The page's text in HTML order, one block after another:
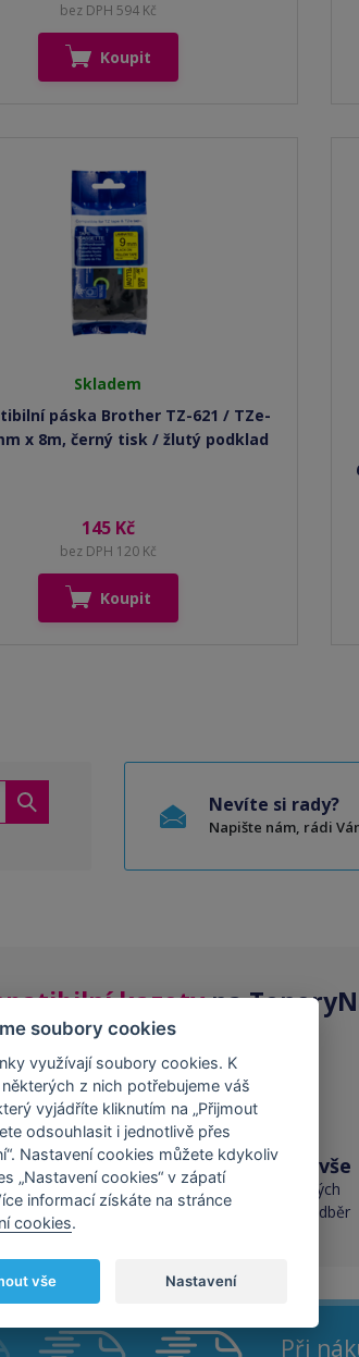
bez DPH 594 Kč
Koupit
Skladem
páska Brother TZ-621 / TZe-
x 8m, černý tisk / žlutý podklad
145 Kč
bez DPH 120 Kč
Koupit
Nevíte si rady?
Napište nám, rádi
kazetyna
s
Skladem téměř vše
přes 50 000 skladových
zásob pro okamžitý odběr
Při
soubory cookies
využívají soubory cookies. K
z nich potřebujeme váš
vyjádříte kliknutím na „Přijmout
odsouhlasit i jednotlivě přes
Nastavení cookies můžete kdykoliv
„Nastavení cookies“ v zápatí
informací získáte na stránce
cookies.
vše Nastavení